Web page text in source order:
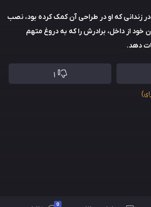
زندانی که او در طراحی آن کمک کرده بود، نصب
خود از داخل، برادرش را که به دروغ متهم
دهد.
1
0